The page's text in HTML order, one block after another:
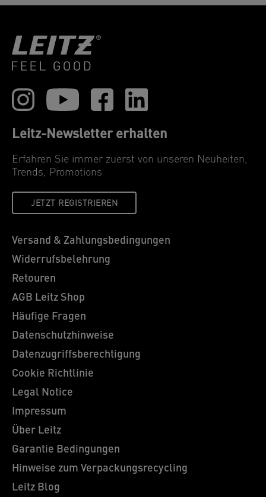
Leitz-Newsletter erhalten
Erfahren Sie immer zuerst von unseren Neuheiten,
Trends, Promotions
JETZT REGISTRIEREN
Versand & Zahlungsbedingungen
Widerrufsbelehrung
Retouren
AGB Leitz Shop
Häufige Fragen
Datenschutzhinweise
Datenzugriffsberechtigung
Cookie Richtlinie
Legal Notice
Impressum
Über Leitz
Garantie Bedingungen
Hinweise zum Verpackungsrecycling
Leitz Blog